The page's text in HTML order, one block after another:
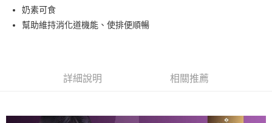
華南商業銀行
上海商業儲蓄銀行
台北富邦商業銀行
聯邦商業銀行
遠東國際商業銀行
台新國際商業銀行
中國信託商業銀行
超商取貨付款
LINE Pay
Google Pay
奶素可食
幫助維持消化道機能、使排便順暢
詳細說明 相關推薦